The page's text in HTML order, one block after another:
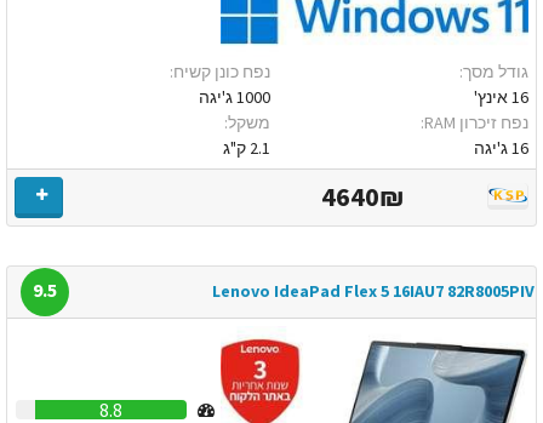
גודל מסך:
16 אינץ'
נפח זיכרון RAM:
16 ג'יגה
נפח כונן קשיח:
1000 ג'יגה
משקל:
2.1 ק"ג
4640₪
Lenovo IdeaPad Flex 5 16IAU7 82R8005PIV
9.5
8.8